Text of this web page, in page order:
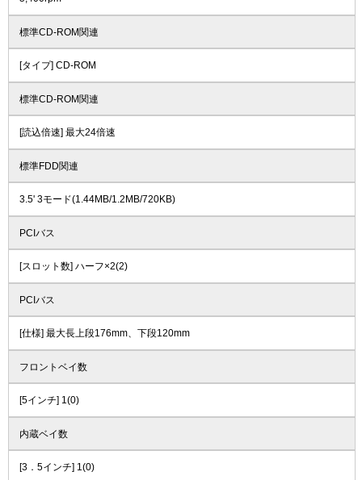
標準CD-ROM関連
[タイプ] CD-ROM
標準CD-ROM関連
[読込倍速] 最大24倍速
標準FDD関連
3.5' 3モード(1.44MB/1.2MB/720KB)
PCIバス
[スロット数] ハーフ×2(2)
PCIバス
[仕様] 最大長上段176mm、下段120mm
フロントベイ数
[5インチ] 1(0)
内蔵ベイ数
[3．5インチ] 1(0)